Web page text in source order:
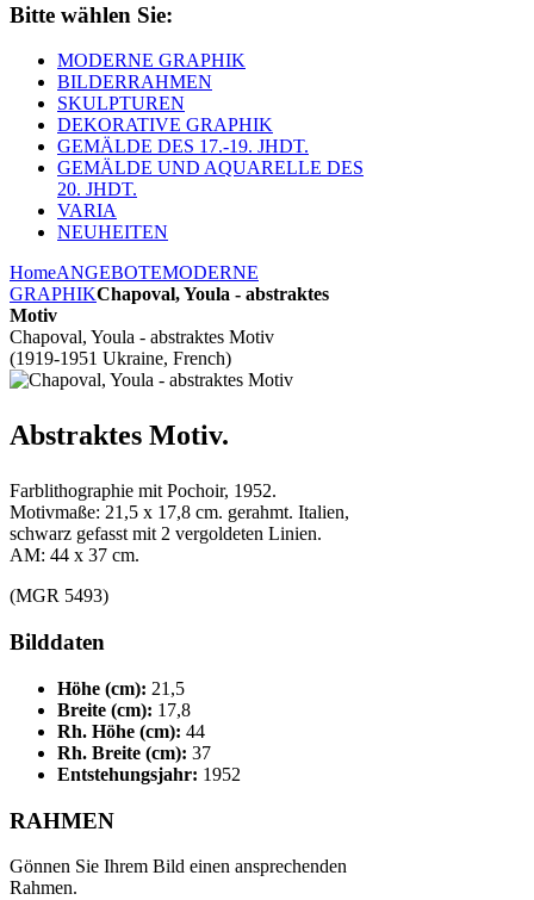
Bitte wählen Sie:
MODERNE GRAPHIK
BILDERRAHMEN
SKULPTUREN
DEKORATIVE GRAPHIK
GEMÄLDE DES 17.-19. JHDT.
GEMÄLDE UND AQUARELLE DES
20. JHDT.
VARIA
NEUHEITEN
HomeANGEBOTEMODERNE
GRAPHIKChapoval, Youla - abstraktes
Motiv
Chapoval, Youla - abstraktes Motiv
(1919-1951 Ukraine, French)
Abstraktes Motiv.
Farblithographie mit Pochoir, 1952.
Motivmaße: 21,5 x 17,8 cm. gerahmt. Italien,
schwarz gefasst mit 2 vergoldeten Linien.
AM: 44 x 37 cm.
(MGR 5493)
Bilddaten
Höhe (cm): 21,5
Breite (cm): 17,8
Rh. Höhe (cm): 44
Rh. Breite (cm): 37
Entstehungsjahr: 1952
RAHMEN
Gönnen Sie Ihrem Bild einen ansprechenden
Rahmen.